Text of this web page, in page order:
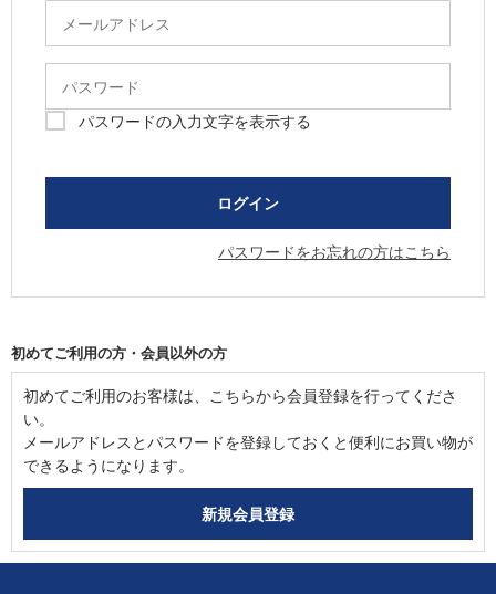
パスワードの入力文字を表示する
パスワードをお忘れの方はこちら
初めてご利用の方・会員以外の方
初めてご利用のお客様は、こちらから会員登録を行ってくださ
い。
メールアドレスとパスワードを登録しておくと便利にお買い物が
できるようになります。